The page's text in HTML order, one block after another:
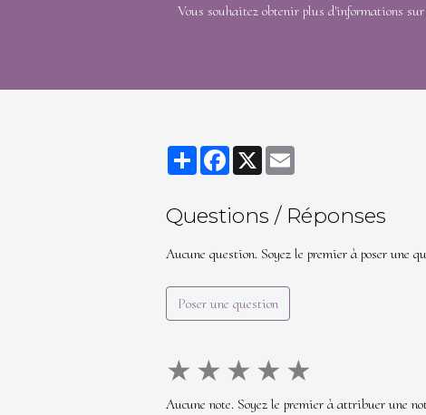
Vous souhaitez obtenir plus d'informations
PartagerFacebook
X
Questions / Réponses
Aucune question. Soyez le premier à poser une
Poser une question
★ ★ ★ ★ ★
Aucune note. Soyez le premier à attribuer une